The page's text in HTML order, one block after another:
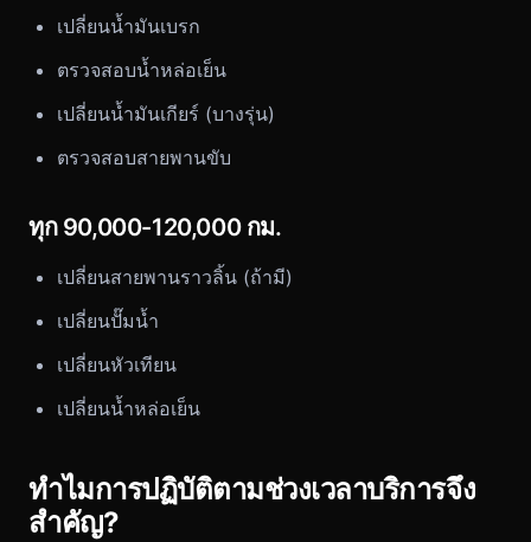
เปลี่ยนน้ำมันเบรก
ตรวจสอบน้ำหล่อเย็น
เปลี่ยนน้ำมันเกียร์ (บางรุ่น)
ตรวจสอบสายพานขับ
ทุก 90,000-120,000 กม.
เปลี่ยนสายพานราวลิ้น (ถ้ามี)
เปลี่ยนปั๊มน้ำ
เปลี่ยนหัวเทียน
เปลี่ยนน้ำหล่อเย็น
ทำไมการปฏิบัติตามช่วงเวลาบริการจึง
สำคัญ?